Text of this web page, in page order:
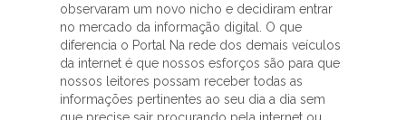
observaram um novo nicho e decidiram entrar
no mercado da informação digital. O que
diferencia o Portal Na rede dos demais veículos
da internet é que nossos esforços são para que
nossos leitores possam receber todas as
informações pertinentes ao seu dia a dia sem
que precise sair procurando pela internet ou